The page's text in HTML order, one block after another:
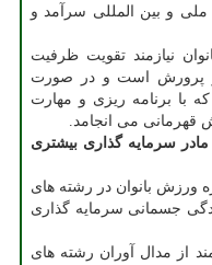
و بین المللی سرآمد و
نیازمند تقویت ظرفیت
پرورش است و در صورت
برنامه ریزی و مهارت
قهرمانی می انجامد.
سرمایه گذاری بیشتری
ورزش بانوان در رشته های
جسمانی سرمایه گذاری
از مدال آوران رشته های